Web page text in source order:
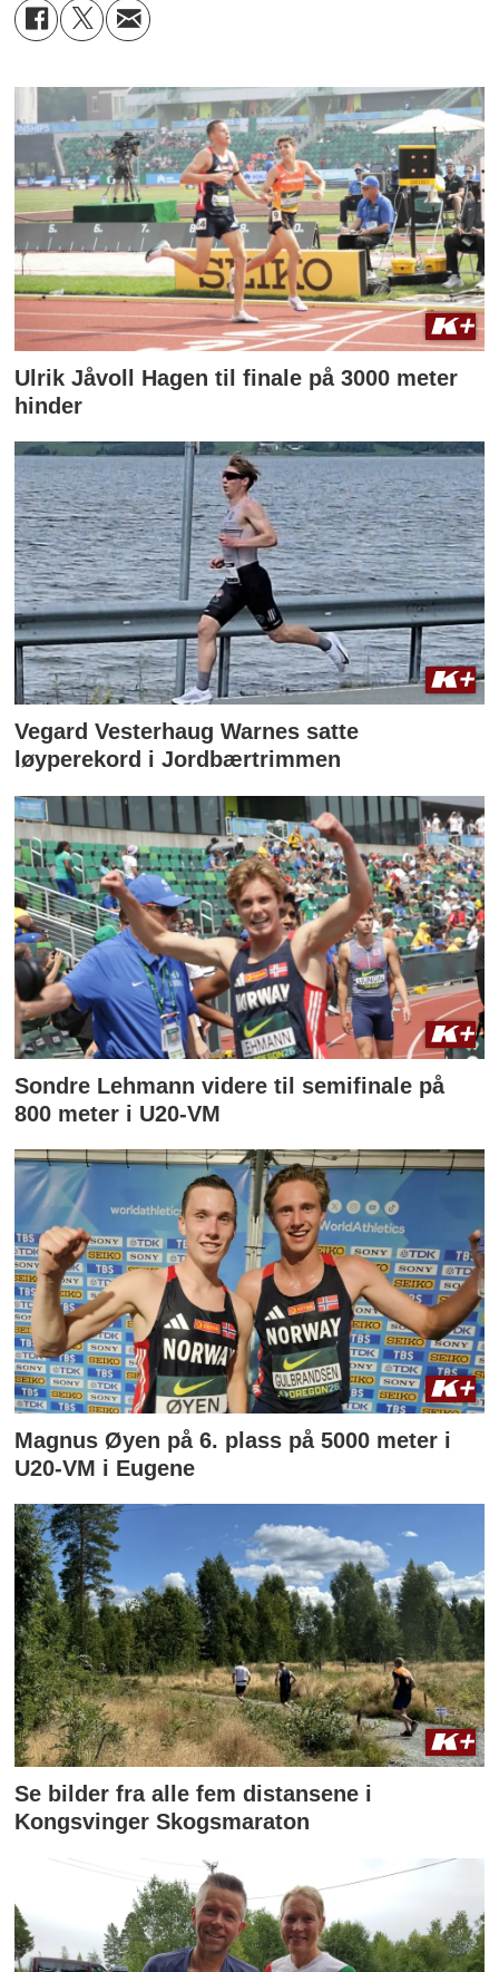
Ulrik Jåvoll Hagen til finale på 3000 meter
hinder
Vegard Vesterhaug Warnes satte
løyperekord i Jordbærtrimmen
Sondre Lehmann videre til semifinale på
800 meter i U20-VM
Magnus Øyen på 6. plass på 5000 meter i
U20-VM i Eugene
Se bilder fra alle fem distansene i
Kongsvinger Skogsmaraton